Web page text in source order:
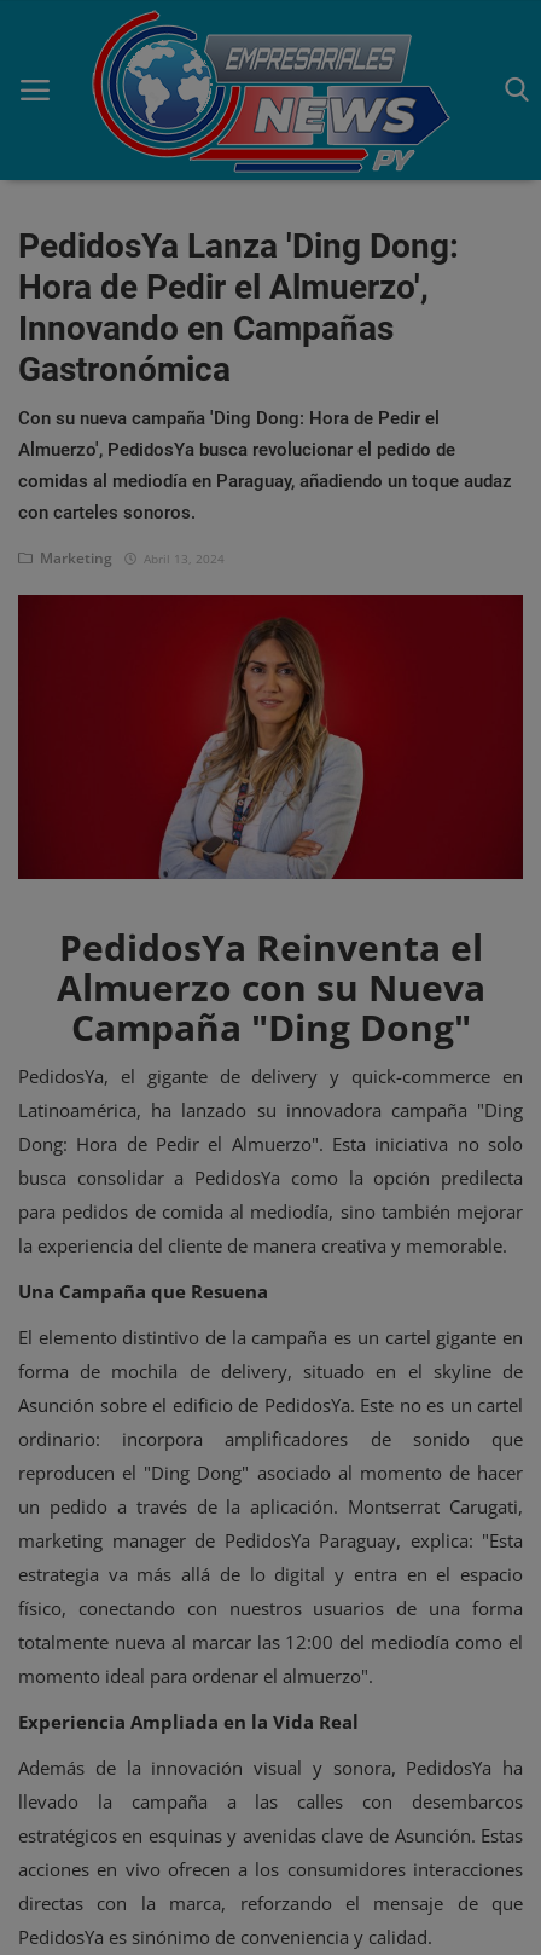
Inicio
Economía
Negocios
Marketing
Eventos
PedidosYa Lanza 'Ding Dong:
Hora de Pedir el Almuerzo',
Innovando en Campañas
Gastronómica
Con su nueva campaña 'Ding Dong: Hora de Pedir el
Almuerzo', PedidosYa busca revolucionar el pedido de
comidas al mediodía en Paraguay, añadiendo un toque audaz
con carteles sonoros.
Marketing Abril 13, 2024
PedidosYa Reinventa el
Almuerzo con su Nueva
Campaña "Ding Dong"
PedidosYa, el gigante de delivery y quick-commerce en
Latinoamérica, ha lanzado su innovadora campaña "Ding
Dong: Hora de Pedir el Almuerzo". Esta iniciativa no solo
busca consolidar a PedidosYa como la opción predilecta
para pedidos de comida al mediodía, sino también mejorar
la experiencia del cliente de manera creativa y memorable.
Una Campaña que Resuena
El elemento distintivo de la campaña es un cartel gigante en
forma de mochila de delivery, situado en el skyline de
Asunción sobre el edificio de PedidosYa. Este no es un cartel
ordinario: incorpora amplificadores de sonido que
reproducen el "Ding Dong" asociado al momento de hacer
un pedido a través de la aplicación. Montserrat Carugati,
marketing manager de PedidosYa Paraguay, explica: "Esta
estrategia va más allá de lo digital y entra en el espacio
físico, conectando con nuestros usuarios de una forma
totalmente nueva al marcar las 12:00 del mediodía como el
momento ideal para ordenar el almuerzo".
Experiencia Ampliada en la Vida Real
Además de la innovación visual y sonora, PedidosYa ha
llevado la campaña a las calles con desembarcos
estratégicos en esquinas y avenidas clave de Asunción. Estas
acciones en vivo ofrecen a los consumidores interacciones
directas con la marca, reforzando el mensaje de que
PedidosYa es sinónimo de conveniencia y calidad.